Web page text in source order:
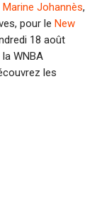
Marine Johannès,
pour le New
18 août
WNBA
les